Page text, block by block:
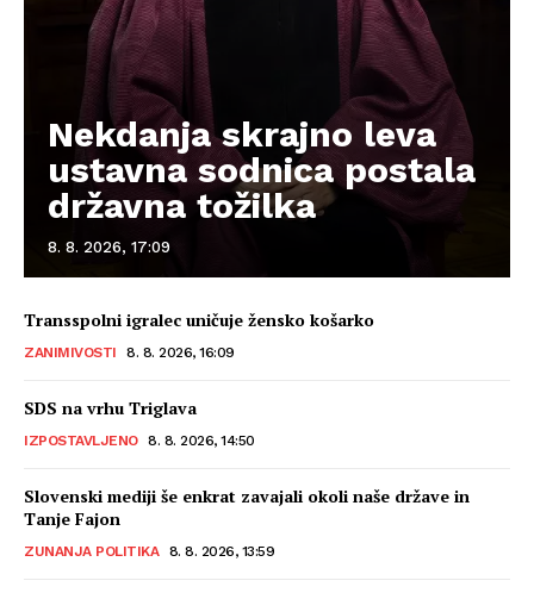
Nekdanja skrajno leva
ustavna sodnica postala
državna tožilka
8. 8. 2026, 17:09
Transspolni igralec uničuje žensko košarko
ZANIMIVOSTI 8. 8. 2026, 16:09
SDS na vrhu Triglava
IZPOSTAVLJENO 8. 8. 2026, 14:50
Slovenski mediji še enkrat zavajali okoli naše države in
Tanje Fajon
ZUNANJA POLITIKA 8. 8. 2026, 13:59